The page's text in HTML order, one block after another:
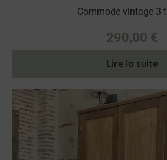
Commode vintage 3
290,00 €
Lire la suite